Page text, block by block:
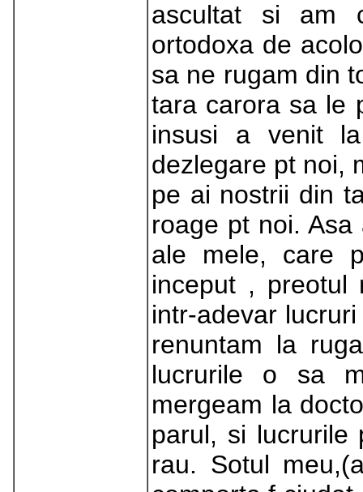
ascultat si am
ortodoxa de
sa ne rugam din
tara carora sa le
insusi a venit
dezlegare pt noi,
pe ai nostrii din
roage pt noi.
ale mele, care
inceput , preotul
intr-adevar
renuntam la
lucrurile o sa
mergeam la
parul, si lucrurile
rau. Sotul